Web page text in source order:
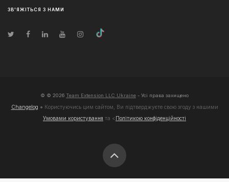
ЗВ'ЯЖІТЬСЯ З НАМИ
© © 2026 Team Extension LLC Ukraine - Усі права захищено
Changelog ● Користуючись цим сайтом, Ви підтверджуєте свою згоду з нашими
Умовами користування та <Політикою конфіденційності